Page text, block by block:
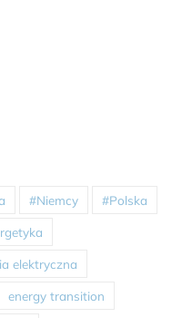
#Niemcy #Polska
elektryczna
energy transition